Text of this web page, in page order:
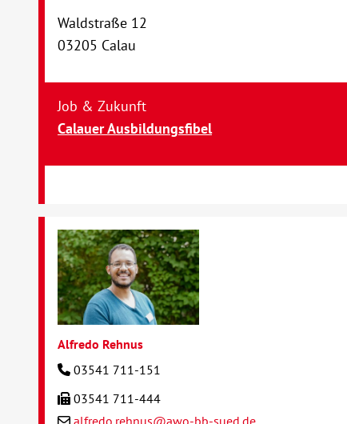
Waldstraße 12
03205 Calau
Job & Zukunft
Calauer Ausbildungsfibel
Alfredo Rehnus
03541 711-151
03541 711-444
alfredo.rehnus@awo-bb-sued.de